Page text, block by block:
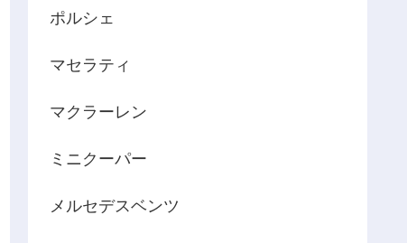
ポルシェ
マセラティ
マクラーレン
ミニクーパー
メルセデスベンツ